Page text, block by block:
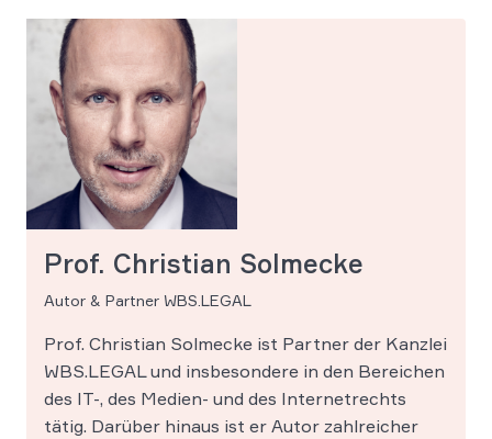
Prof. Christian Solmecke
Autor & Partner WBS.LEGAL
Prof. Christian Solmecke ist Partner der Kanzlei
WBS.LEGAL und insbesondere in den Bereichen
des IT-, des Medien- und des Internetrechts
tätig. Darüber hinaus ist er Autor zahlreicher